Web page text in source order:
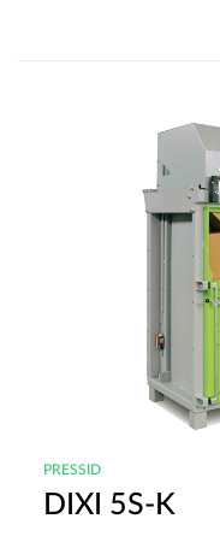
PRESSID
DIXI 5S-K